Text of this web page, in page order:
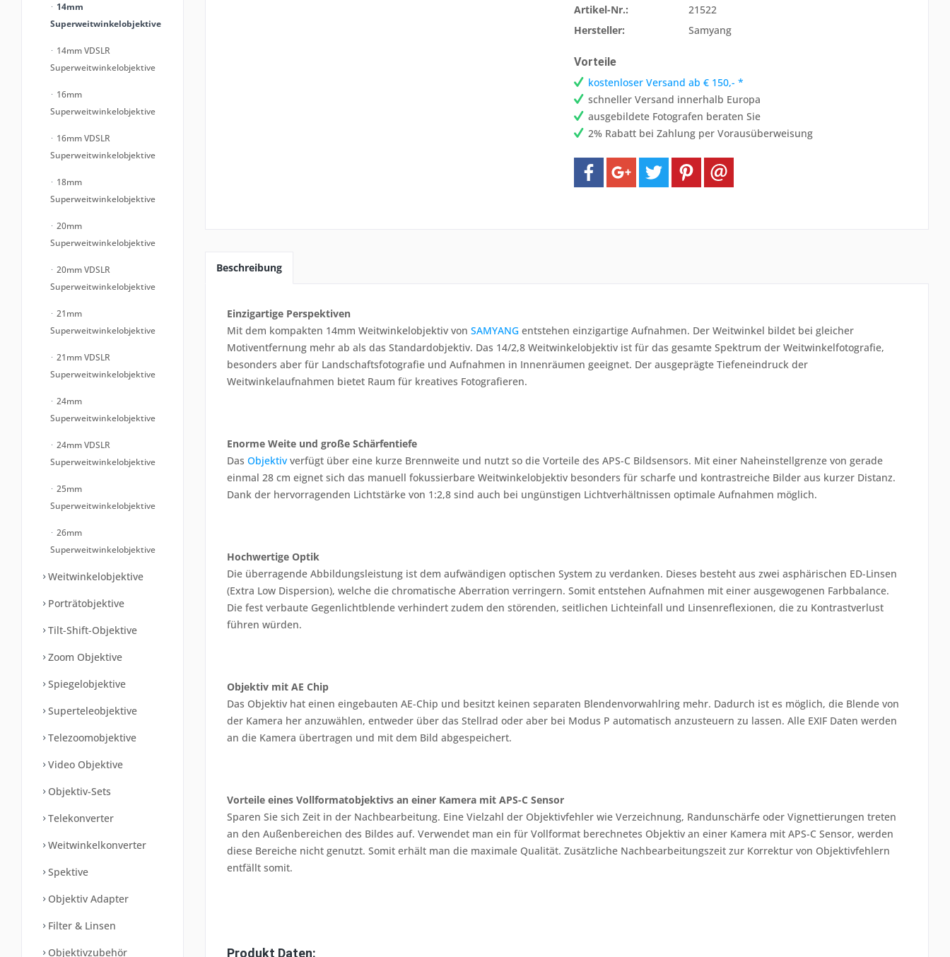
14mm
Superweitwinkelobjektive
14mm VDSLR
Superweitwinkelobjektive
16mm
Superweitwinkelobjektive
16mm VDSLR
Superweitwinkelobjektive
18mm
Superweitwinkelobjektive
20mm
Superweitwinkelobjektive
20mm VDSLR
Superweitwinkelobjektive
21mm
Superweitwinkelobjektive
21mm VDSLR
Superweitwinkelobjektive
24mm
Superweitwinkelobjektive
24mm VDSLR
Superweitwinkelobjektive
25mm
Superweitwinkelobjektive
26mm
Superweitwinkelobjektive
Weitwinkelobjektive
Porträtobjektive
Tilt-Shift-Objektive
Zoom Objektive
Spiegelobjektive
Superteleobjektive
Telezoomobjektive
Video Objektive
Objektiv-Sets
Telekonverter
Weitwinkelkonverter
Spektive
Objektiv Adapter
Filter & Linsen
Objektivzubehör
Artikel-Nr.:
21522
Hersteller:
Samyang
Vorteile
kostenloser Versand ab € 150,- *
schneller Versand innerhalb Europa
ausgebildete Fotografen beraten Sie
2% Rabatt bei Zahlung per Vorausüberweisung
Beschreibung
Einzigartige Perspektiven
Mit dem kompakten 14mm Weitwinkelobjektiv von SAMYANG entstehen einzigartige Aufnahmen. Der Weitwinkel bildet bei gleicher
Motiventfernung mehr ab als das Standardobjektiv. Das 14/2,8 Weitwinkelobjektiv ist für das gesamte Spektrum der Weitwinkelfotografie,
besonders aber für Landschaftsfotografie und Aufnahmen in Innenräumen geeignet. Der ausgeprägte Tiefeneindruck der
Weitwinkelaufnahmen bietet Raum für kreatives Fotografieren.
Enorme Weite und große Schärfentiefe
Das Objektiv verfügt über eine kurze Brennweite und nutzt so die Vorteile des APS-C Bildsensors. Mit einer Naheinstellgrenze von gerade
einmal 28 cm eignet sich das manuell fokussierbare Weitwinkelobjektiv besonders für scharfe und kontrastreiche Bilder aus kurzer Distanz.
Dank der hervorragenden Lichtstärke von 1:2,8 sind auch bei ungünstigen Lichtverhältnissen optimale Aufnahmen möglich.
Hochwertige Optik
Die überragende Abbildungsleistung ist dem aufwändigen optischen System zu verdanken. Dieses besteht aus zwei asphärischen ED-Linsen
(Extra Low Dispersion), welche die chromatische Aberration verringern. Somit entstehen Aufnahmen mit einer ausgewogenen Farbbalance.
Die fest verbaute Gegenlichtblende verhindert zudem den störenden, seitlichen Lichteinfall und Linsenreflexionen, die zu Kontrastverlust
führen würden.
Objektiv mit AE Chip
Das Objektiv hat einen eingebauten AE-Chip und besitzt keinen separaten Blendenvorwahlring mehr. Dadurch ist es möglich, die Blende von
der Kamera her anzuwählen, entweder über das Stellrad oder aber bei Modus P automatisch anzusteuern zu lassen. Alle EXIF Daten werden
an die Kamera übertragen und mit dem Bild abgespeichert.
Vorteile eines Vollformatobjektivs an einer Kamera mit APS-C Sensor
Sparen Sie sich Zeit in der Nachbearbeitung. Eine Vielzahl der Objektivfehler wie Verzeichnung, Randunschärfe oder Vignettierungen treten
an den Außenbereichen des Bildes auf. Verwendet man ein für Vollformat berechnetes Objektiv an einer Kamera mit APS-C Sensor, werden
diese Bereiche nicht genutzt. Somit erhält man die maximale Qualität. Zusätzliche Nachbearbeitungszeit zur Korrektur von Objektivfehlern
entfällt somit.
Produkt Daten: